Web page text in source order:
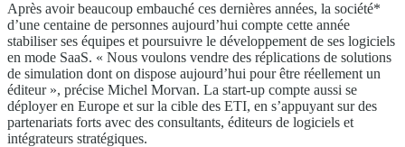
Après avoir beaucoup embauché ces dernières années, la société*
d’une centaine de personnes aujourd’hui compte cette année
stabiliser ses équipes et poursuivre le développement de ses logiciels
en mode SaaS. « Nous voulons vendre des réplications de solutions
de simulation dont on dispose aujourd’hui pour être réellement un
éditeur », précise Michel Morvan. La start-up compte aussi se
déployer en Europe et sur la cible des ETI, en s’appuyant sur des
partenariats forts avec des consultants, éditeurs de logiciels et
intégrateurs stratégiques.